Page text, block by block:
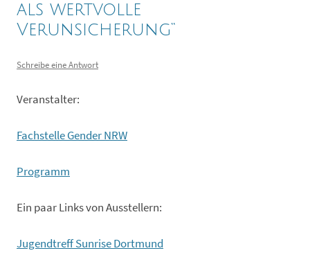
als wertvolle
Verunsicherung“
Schreibe eine Antwort
Veranstalter:
Fachstelle Gender NRW
Programm
Ein paar Links von Ausstellern:
Jugendtreff Sunrise Dortmund